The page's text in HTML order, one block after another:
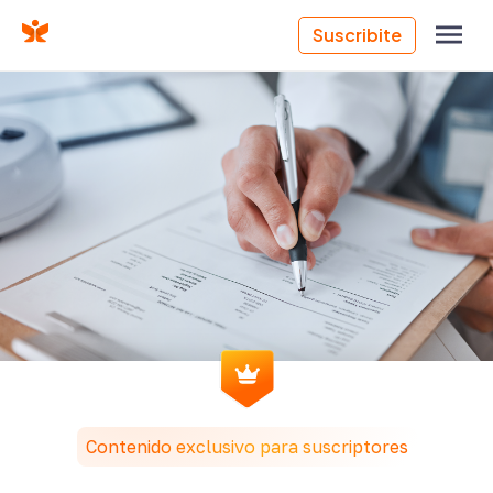
Suscribite
LA INDUSTRIAContenido exclusivo para suscriptores